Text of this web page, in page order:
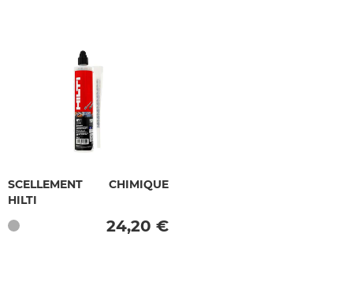
SCELLEMENT CHIMIQUE
HILTI
24,20 €